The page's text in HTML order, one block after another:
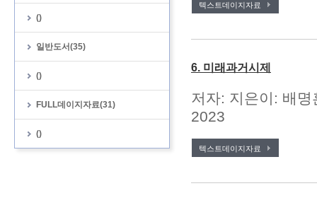
()
일반도서(35)
()
FULL데이지자료(31)
()
텍스트데이지자료
6. 미래과거시제
저자: 지은이: 배
2023
텍스트데이지자료